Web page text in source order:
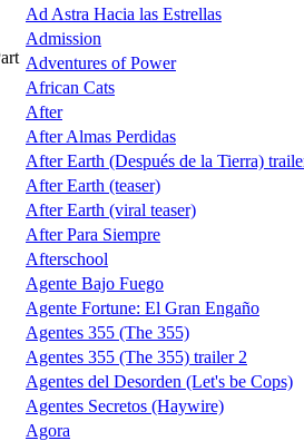
Ad Astra Hacia las Estrellas
Admission
Adventures of Power
African Cats
After
After Almas Perdidas
After Earth (Después de la Tierra)
After Earth (teaser)
After Earth (viral teaser)
After Para Siempre
Afterschool
Agente Bajo Fuego
Agente Fortune: El Gran Engaño
Agentes 355 (The 355)
Agentes 355 (The 355) trailer 2
Agentes del Desorden (Let's be Cops)
Agentes Secretos (Haywire)
Agora